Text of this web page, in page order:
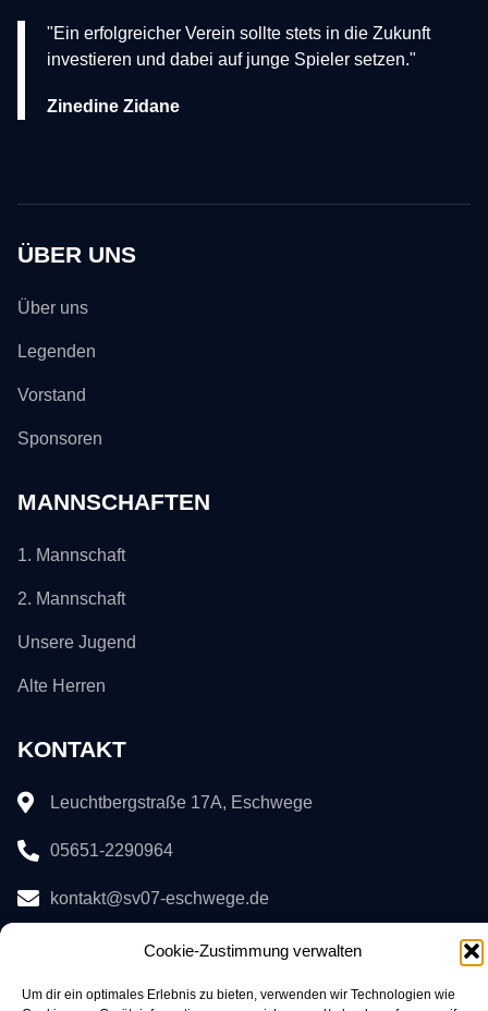
Cookie-Zustimmung verwalten
Um dir ein optimales Erlebnis zu bieten, verwenden wir Technologien wie
"Ein erfolgreicher Verein sollte stets in die Zukunft
investieren und dabei auf junge Spieler setzen."
Zinedine Zidane
ÜBER UNS
Über uns
Legenden
Vorstand
Sponsoren
MANNSCHAFTEN
1. Mannschaft
2. Mannschaft
Unsere Jugend
Alte Herren
KONTAKT
Leuchtbergstraße 17A, Eschwege
05651-2290964
kontakt@sv07-eschwege.de